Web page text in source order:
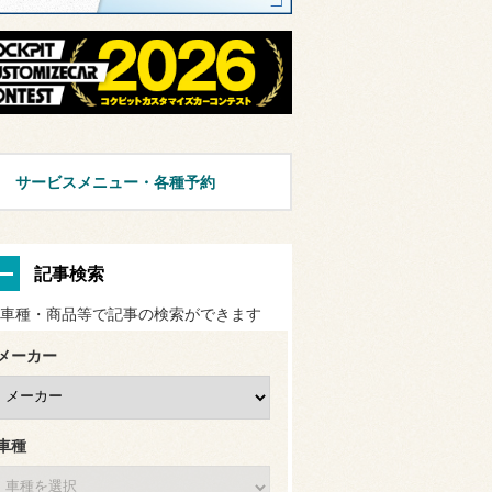
サービスメニュー・各種予約
記事検索
種・商品等で記事の検索ができます
ーカー
種